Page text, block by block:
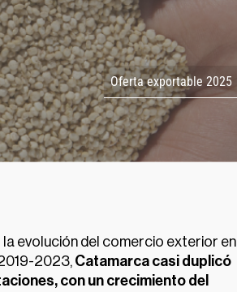
Oferta exportable 2025
la evolución del comercio exterior en
2023, Catamarca casi duplicó
con un crecimiento del